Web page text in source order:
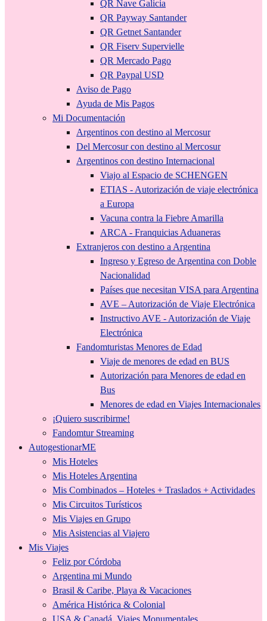
QR Nave Galicia
QR Payway Santander
QR Getnet Santander
QR Fiserv Supervielle
QR Mercado Pago
QR Paypal USD
Aviso de Pago
Ayuda de Mis Pagos
Mi Documentación
Argentinos con destino al Mercosur
Del Mercosur con destino al Mercosur
Argentinos con destino Internacional
Viajo al Espacio de SCHENGEN
ETIAS - Autorización de viaje electrónica
a Europa
Vacuna contra la Fiebre Amarilla
ARCA - Franquicias Aduaneras
Extranjeros con destino a Argentina
Ingreso y Egreso de Argentina con Doble
Nacionalidad
Países que necesitan VISA para Argentina
AVE – Autorización de Viaje Electrónica
Instructivo AVE - Autorización de Viaje
Electrónica
Fandomturistas Menores de Edad
Viaje de menores de edad en BUS
Autorización para Menores de edad en
Bus
Menores de edad en Viajes Internacionales
¡Quiero suscribirme!
Fandomtur Streaming
AutogestionarME
Mis Hoteles
Mis Hoteles Argentina
Mis Combinados – Hoteles + Traslados + Actividades
Mis Circuitos Turísticos
Mis Viajes en Grupo
Mis Asistencias al Viajero
Mis Viajes
Feliz por Córdoba
Argentina mi Mundo
Brasil & Caribe, Playa & Vacaciones
América Histórica & Colonial
USA & Canadá, Viajes Monumentales